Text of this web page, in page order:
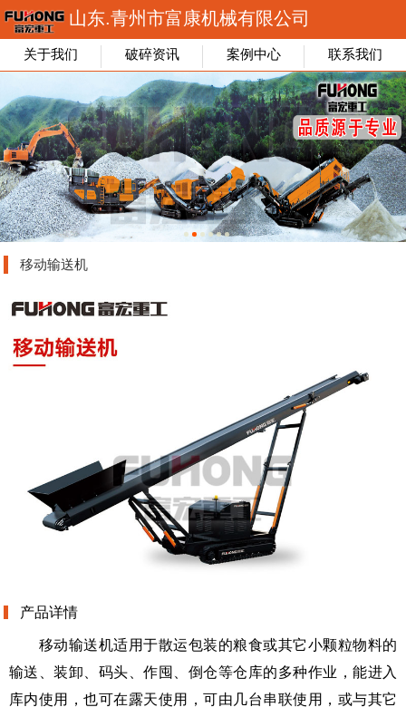
山东.青州市富康机械有限公司
关于我们 破碎资讯 案例中心 联系我们
移动输送机
产品详情
移动输送机适用于散运包装的粮食或其它小颗粒物料的
输送、装卸、码头、作囤、倒仓等仓库的多种作业，能进入
库内使用，也可在露天使用，可由几台串联使用，或与其它